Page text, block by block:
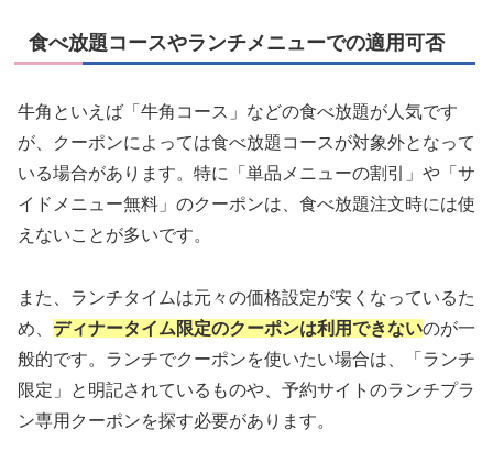
食べ放題コースやランチメニューでの適用可否
牛角といえば「牛角コース」などの食べ放題が人気です
が、クーポンによっては食べ放題コースが対象外となって
いる場合があります。特に「単品メニューの割引」や「サ
イドメニュー無料」のクーポンは、食べ放題注文時には使
えないことが多いです。
また、ランチタイムは元々の価格設定が安くなっているた
め、 ディナータイム限定のクーポンは利用できないのが一
般的です。ランチでクーポンを使いたい場合は、「ランチ
限定」と明記されているものや、予約サイトのランチプラ
ン専用クーポンを探す必要があります。